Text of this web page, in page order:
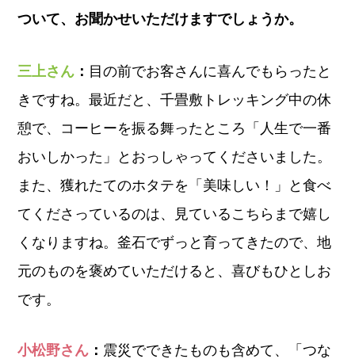
ついて、お聞かせいただけますでしょうか。
三上さん ： 目の前でお客さんに喜んでもらったと
きですね。最近だと、千畳敷トレッキング中の休
憩で、コーヒーを振る舞ったところ「人生で一番
おいしかった」とおっしゃってくださいました。
また、獲れたてのホタテを「美味しい！」と食べ
てくださっているのは、見ているこちらまで嬉し
くなりますね。釜石でずっと育ってきたので、地
元のものを褒めていただけると、喜びもひとしお
です。
小松野さん ： 震災でできたものも含めて、「つな